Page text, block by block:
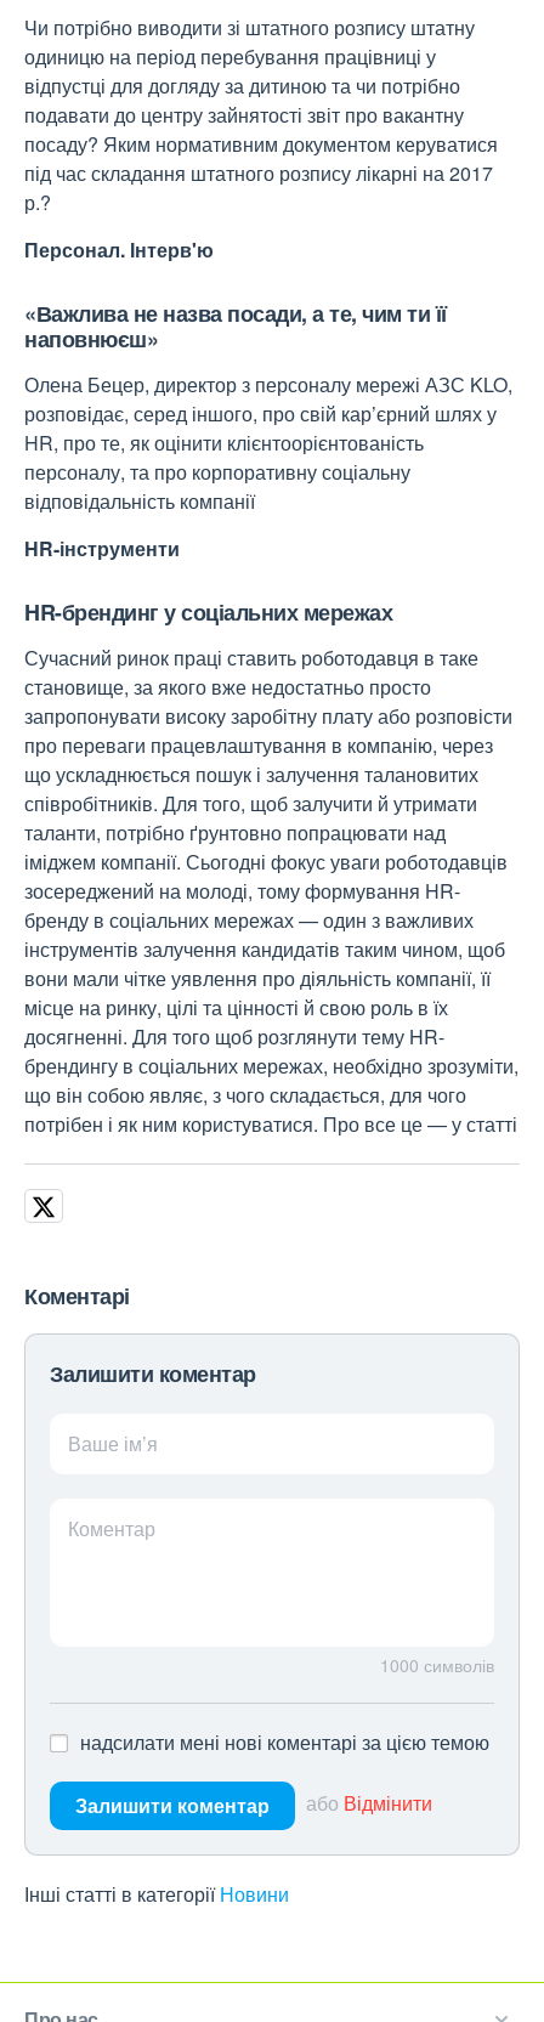
Чи потрібно виводити зі штатного розпису штатну
одиницю на період перебування працівниці у
відпустці для догляду за дитиною та чи потрібно
подавати до центру зайнятості звіт про вакантну
посаду? Яким нормативним документом керуватися
під час складання штатного розпису лікарні на 2017
р.?
Персонал. Інтерв'ю
«Важлива не назва посади, а те, чим ти її
наповнюєш»
Олена Бецер, директор з персоналу мережі АЗС KLO,
розповідає, серед іншого, про свій кар’єрний шлях у
HR, про те, як оцінити клієнтоорієнтованість
персоналу, та про корпоративну соціальну
відповідальність компанії
HR-інструменти
HR-брендинг у соціальних мережах
Сучасний ринок праці ставить роботодавця в таке
становище, за якого вже недостатньо просто
запропонувати високу заробітну плату або розповісти
про переваги працевлаштування в компанію, через
що ускладнюється пошук і залучення талановитих
співробітників. Для того, щоб залучити й утримати
таланти, потрібно ґрунтовно попрацювати над
іміджем компанії. Сьогодні фокус уваги роботодавців
зосереджений на молоді, тому формування HR-
бренду в соціальних мережах — один з важливих
інструментів залучення кандидатів таким чином, щоб
вони мали чітке уявлення про діяльність компанії, її
місце на ринку, цілі та цінності й свою роль в їх
досягненні. Для того щоб розглянути тему HR-
брендингу в соціальних мережах, необхідно зрозуміти,
що він собою являє, з чого складається, для чого
потрібен і як ним користуватися. Про все це — у статті
Коментарі
Залишити коментар
Ваше ім’я
Коментар
1000 символів
надсилати мені нові коментарі за цією темою
Залишити коментар або Відмінити
Інші статті в категорії Новини